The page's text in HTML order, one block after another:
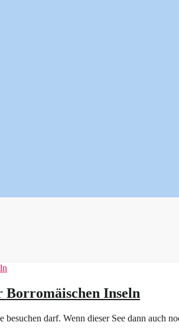
Inseln
darf. Wenn dieser See dann auch